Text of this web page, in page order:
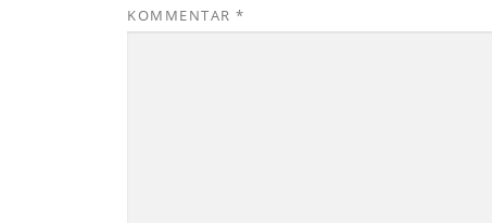
KOMMENTAR *